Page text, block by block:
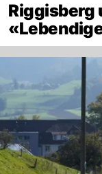
Riggisberg